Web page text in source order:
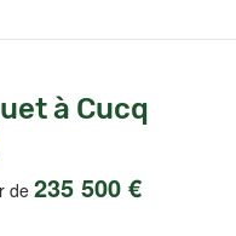
à Cucq
de235 500 €